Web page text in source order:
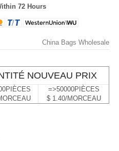
72 Hours
China Bags Wholesale
NOUVEAU PRIX
=>50000PIÈCES
$ 1.40/MORCEAU